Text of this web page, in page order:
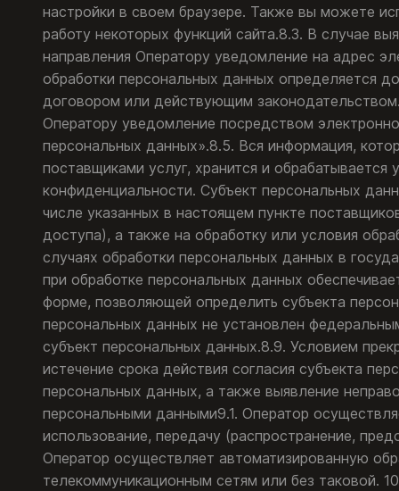
настройки в своем браузере. Также вы можете
работу некоторых функций сайта.8.3. В случае
направления Оператору уведомление на адрес
обработки персональных данных определяется
договором или действующим
Оператору уведомление посредством
персональных данных».8.5. Вся информация,
поставщиками услуг, хранится и
конфиденциальности. Субъект персональных
числе указанных в настоящем пункте
доступа), а также на обработку или условия
случаях обработки персональных данных в
при обработке персональных данных
форме, позволяющей определить субъекта
персональных данных не установлен
субъект персональных данных.8.9. Условием
истечение срока действия согласия субъекта
персональных данных, а также выявление
персональными данными9.1. Оператор
использование, передачу (распространение,
Оператор осуществляет автоматизированную
телекоммуникационным сетям или без таковой.